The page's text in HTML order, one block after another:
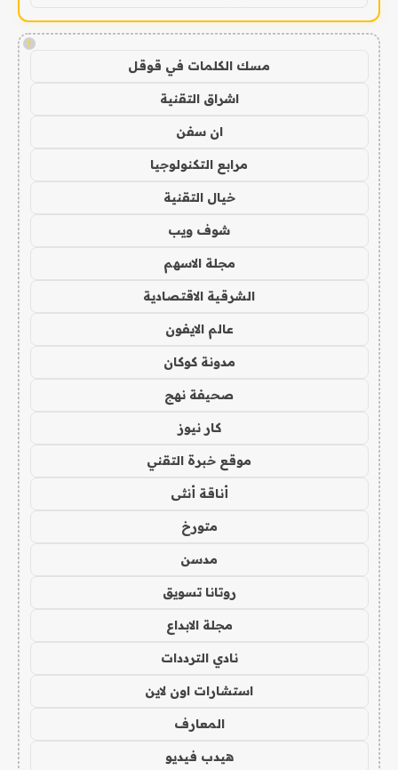
!
مسك الكلمات في قوقل
اشراق التقنية
ان سفن
مرابع التكنولوجيا
خيال التقنية
شوف ويب
مجلة الاسهم
الشرقية الاقتصادية
عالم الايفون
مدونة كوكان
صحيفة نهج
كار نيوز
موقع خبرة التقني
أناقة أنثى
متورخ
مدسن
روتانا تسويق
مجلة الابداع
نادي الترددات
استشارات اون لاين
المعارف
هيدب فيديو